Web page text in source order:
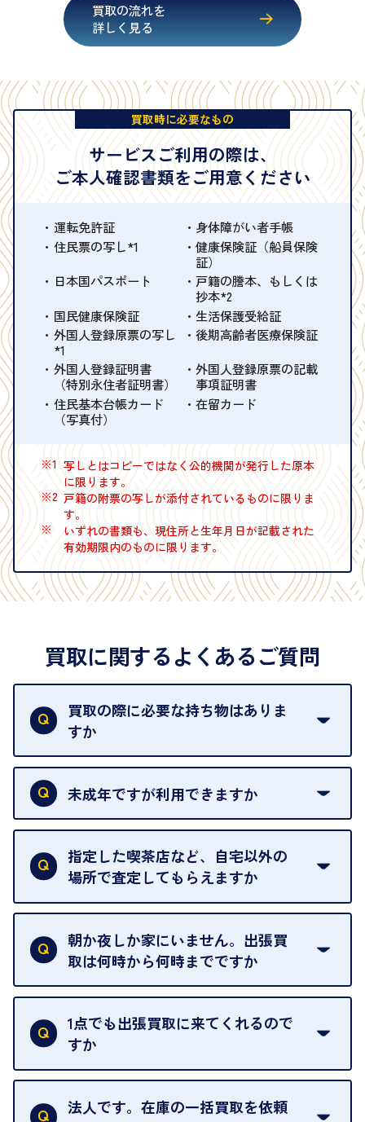
買取の流れを
詳しく見る
買取時に必要なもの
サービスご利用の際は、
ご本人確認書類をご用意ください
運転免許証
身体障がい者手帳
住民票の写し*1
健康保険証（船員保険
証）
日本国パスポート
戸籍の謄本、もしくは
抄本*2
国民健康保険証
生活保護受給証
外国人登録原票の写し
*1
後期高齢者医療保険証
外国人登録証明書
（特別永住者証明書）
外国人登録原票の記載
事項証明書
住民基本台帳カード
（写真付）
在留カード
※1 写しとはコピーではなく公的機関が発行した原本
に限ります。
※2 戸籍の附票の写しが添付されているものに限りま
す。
※
いずれの書類も、現住所と生年月日が記載された
有効期限内のものに限ります。
買取に関するよくあるご質問
買取の際に必要な持ち物はありま
すか
本人確認書類をご用意ください。ご利用になれる書
類はこちらをご確認ください。
未成年ですが利用できますか
18歳未満の方は、保護者の同意があってもご利用い
ただけません。
指定した喫茶店など、自宅以外の
場所で査定してもらえますか
ご自宅以外での査定はお引き受けできません。ご指
定のお店や、ほかのお客様への迷惑となることが考
えられるためです。
朝か夜しか家にいません。出張買
取は何時から何時までですか
ご訪問可能時間は、10時から19時です。
ただし、お品物の種類や量によっては対応させてい
ただくことがあります。
1点でも出張買取に来てくれるので
すか
はい。1点でもお伺いします。
法人です。在庫の一括買取を依頼